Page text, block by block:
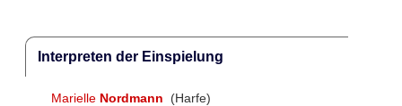
Interpreten der Einspielung
Marielle Nordmann
(Harfe)